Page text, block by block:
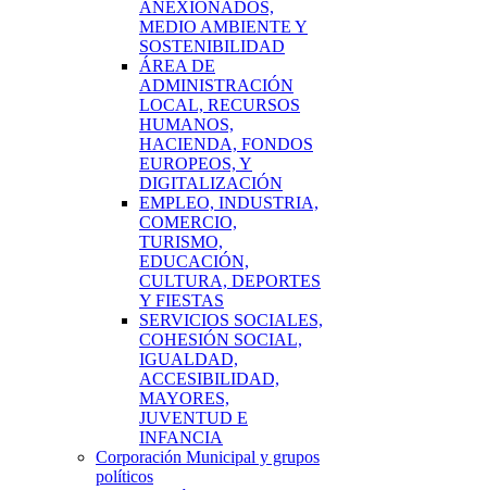
ANEXIONADOS,
MEDIO AMBIENTE Y
SOSTENIBILIDAD
ÁREA DE
ADMINISTRACIÓN
LOCAL, RECURSOS
HUMANOS,
HACIENDA, FONDOS
EUROPEOS, Y
DIGITALIZACIÓN
EMPLEO, INDUSTRIA,
COMERCIO,
TURISMO,
EDUCACIÓN,
CULTURA, DEPORTES
Y FIESTAS
SERVICIOS SOCIALES,
COHESIÓN SOCIAL,
IGUALDAD,
ACCESIBILIDAD,
MAYORES,
JUVENTUD E
INFANCIA
Corporación Municipal y grupos
políticos